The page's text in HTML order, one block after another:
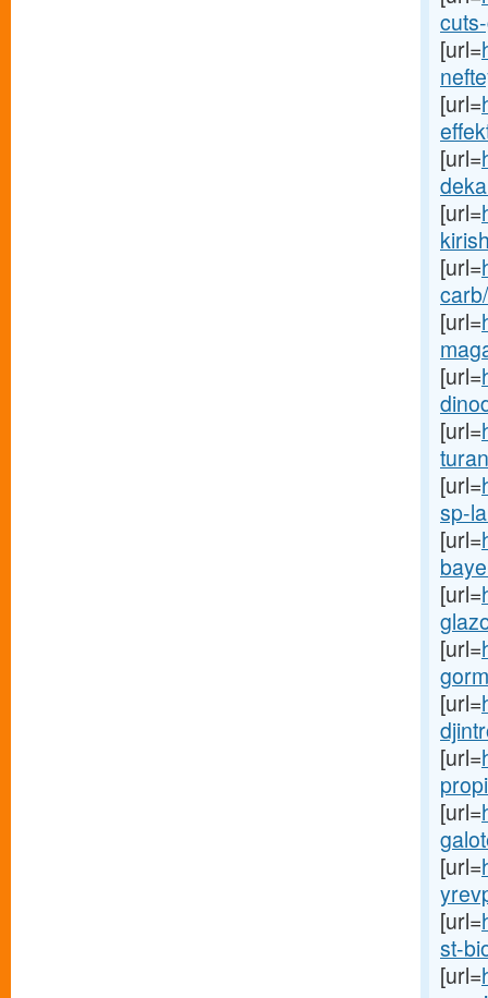
[url=
[url=
[url=
[url=
[url=
[url=
[url=
[url=
[url=
sp-
[url=
[url=
[url=
[url=
[url=
[url=
[url=
[url=
st-
[url=